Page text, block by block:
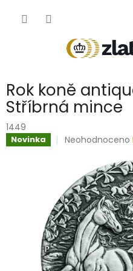
Rok koně
Stříbrná mince
1449
Novinka
Průměrné
0,0
z
5
hvězdiček.
Neohodnoceno